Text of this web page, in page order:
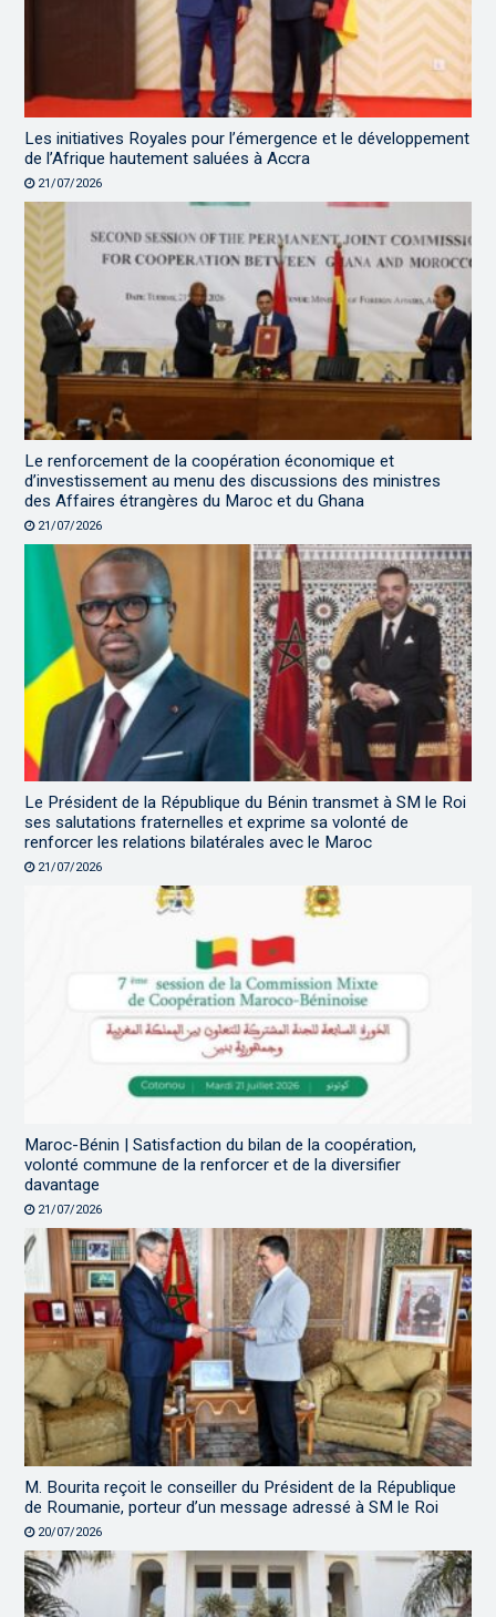
Les initiatives Royales pour l’émergence et le développement
de l’Afrique hautement saluées à Accra
21/07/2026
Le renforcement de la coopération économique et
d’investissement au menu des discussions des ministres
des Affaires étrangères du Maroc et du Ghana
21/07/2026
Le Président de la République du Bénin transmet à SM le Roi
ses salutations fraternelles et exprime sa volonté de
renforcer les relations bilatérales avec le Maroc
21/07/2026
Maroc-Bénin | Satisfaction du bilan de la coopération,
volonté commune de la renforcer et de la diversifier
davantage
21/07/2026
M. Bourita reçoit le conseiller du Président de la République
de Roumanie, porteur d’un message adressé à SM le Roi
20/07/2026